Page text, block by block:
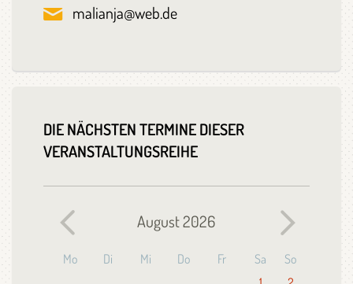
malianja@web.de
DIE NÄCHSTEN TERMINE DIESER
VERANSTALTUNGSREIHE
August2026
Mo Di Mi Do Fr Sa
So